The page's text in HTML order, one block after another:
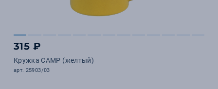
315 ₽
Кружка CAMP (желтый)
арт. 25903/03